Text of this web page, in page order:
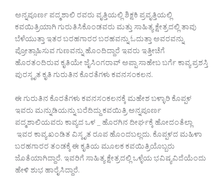
ಅನ್ನಪೂರ್ಣ ಪದ್ಮಶಾಲಿ ರವರು ವೃತ್ತಿಯಲ್ಲಿ ಶಿಕ್ಷಕಿ ಪ್ರವೃತ್ತಿಯಲ್ಲಿ
ಕವಯಿತ್ರಿಯಾಗಿ ಗುರುತಿಸಿಕೊಂಡವರು ಮತ್ತು ಸಾಹಿತ್ಯ ಕ್ಷೇತ್ರದಲ್ಲಿ ತಾವು
ಬೆಳೆಯುತ್ತಾ ಇತರ ಬರಹಗಾರರ ಬರಹವನ್ನು ಓದುತ್ತಾ ಅವರವನ್ನು
ಪ್ರೋತ್ಸಾಹಿಸುವ ಗುಣವನ್ನು ಹೊಂದಿದ್ದಾರೆ ಇವರು ಇತ್ತೀಚೆಗೆ
ಹೊರತಂದಿರುವ ಕೃತಿಯೇ ಜೈಸಿಂಗರಾವ್ ಅಪ್ಪಾ ಸಾಹೇಬ ಬರ್ಗೆ ಕಾವ್ಯ ಪ್ರಶಸ್ತಿ
ಪುರಸ್ಕೃತ ಕೃತಿ ಗುರುತಿನ ಕೊರತೆಗಳು ಕವನಸಂಕಲನ.
ಈ ಗುರುತಿನ ಕೊರತೆಗಳು ಕವನಸಂಕಲನಕ್ಕೆ ಮಹೇಶ ಬಳ್ಳಾರಿ ಕೊಪ್ಪಳ
ಇವರು ಮನ್ನುಡಿಯನ್ನು ಬರೆದಿದ್ದು ಕವಯಿತ್ರಿ ಅನ್ನಪೂರ್ಣ
ಪದ್ಮಶಾಲಿಯವರು ಕಾವ್ಯದ ಒಳ _ ಹೊರಗಿನ ದೀರ್ಘಕ್ಕೆ ಹೋದಂತೆಲ್ಲಾ
ಇವರ ಕಾವ್ಯ ಖಂಡಿತ ವಿಸ್ಕೃತ ರೂಪ ಹೊಂದಬಲ್ಲದು. ಕೊಪ್ಪಳದ ಮಹಿಳಾ
ಬರಹಗಾರರ ತಂಡಕ್ಕೆ ಈ ಕೃತಿಯ ಮೂಲಕ ಕವಯಿತ್ರಿಯೊಬ್ಬರು
ಜೊತೆಯಾಗಿದ್ದಾರೆ. ಇವರಿಗೆ ಸಾಹಿತ್ಯ ಕ್ಷೇತ್ರದಲ್ಲಿ ಒಳ್ಳೆಯ ಭವಿಷ್ಯವಿದೆಯೆಂದು
ಹೇಳಿ ಶುಭ ಹಾರೈಸಿದ್ದಾರೆ.